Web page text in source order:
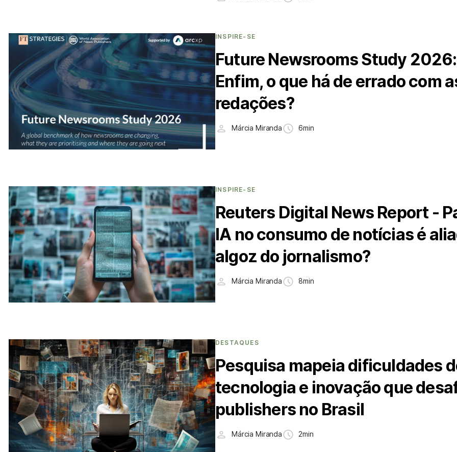
INSPIRE-SE
Future Newsrooms Study 2026:
Enfim, o que há de errado com
redações?
Márcia Miranda 6min
INSPIRE-SE
Reuters Digital News Report -
IA no consumo de notícias é
algoz do jornalismo?
Márcia Miranda 8min
DESTAQUES
Pesquisa mapeia dificuldades
tecnologia e inovação que
publishers no Brasil
Márcia Miranda 2min